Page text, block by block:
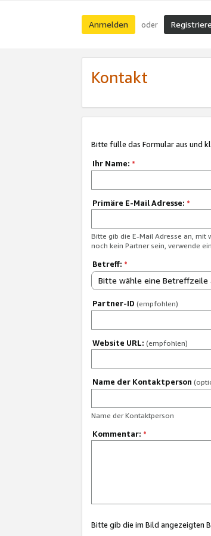
Anmelden oder
Kontakt
Bitte fülle das Formular aus und
Ihr Name: *
Primäre E-Mail Adresse: *
Bitte gib die E-Mail Adresse an, mit
noch kein Partner sein, verwende
Betreff: *
Bitte wähle eine Betreffzeile
Partner-ID (empfohlen)
Website URL: (empfohlen)
Name der Kontaktperson
Name der Kontaktperson
Kommentar: *
Bitte gib die im Bild angezeigten